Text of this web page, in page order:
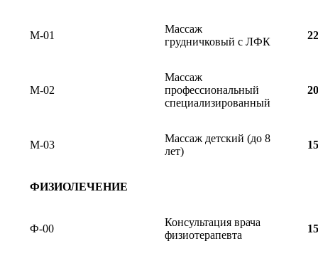
М-01
Массаж
грудничковый с ЛФК
М-02
Массаж
профессиональный
специализированный
М-03
Массаж детский (до 8
лет)
ФИЗИОЛЕЧЕНИЕ
Ф-00
Консультация врача
физиотерапевта